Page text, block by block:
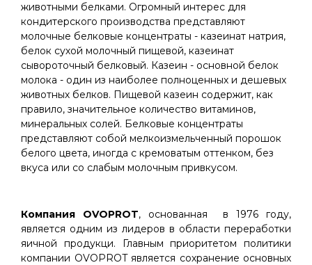
животными белками. Огромный интерес для
кондитерского производства представляют
молочные белковые концентраты - казеинат натрия,
белок сухой молочный пищевой, казеинат
сывороточный белковый. Казеин - основной белок
молока - один из наиболее полноценных и дешевых
животных белков. Пищевой казеин содержит, как
правило, значительное количество витаминов,
минеральных солей. Белковые концентраты
представляют собой мелкоизмельченный порошок
белого цвета, иногда с кремоватым оттенком, без
вкуса или со слабым молочным привкусом.
Компания OVOPROT, основанная в 1976 году,
является одним из лидеров в области переработки
яичной продукци. Главным приоритетом политики
компании OVOPROT является сохранение основных